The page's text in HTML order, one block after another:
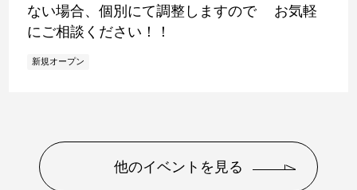
ない場合、個別にて調整しますので お気軽
にご相談ください！！
新規オープン
他のイベントを見る